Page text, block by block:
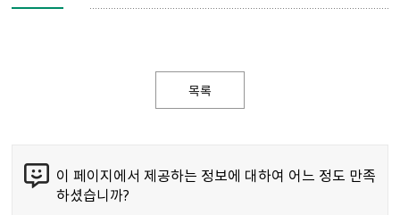
목록
이 페이지에서 제공하는 정보에 대하여 어느 정도 만족
하셨습니까?